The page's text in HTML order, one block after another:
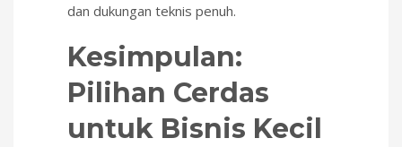
dan dukungan teknis penuh.
Kesimpulan:
Pilihan Cerdas
untuk Bisnis Kecil